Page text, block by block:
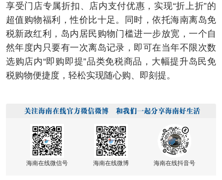
享受门店专属折扣、店内支付优惠，实现“折上折”的
超值购物福利，性价比十足。同时，依托海南离岛免
税新政红利，岛内居民购物门槛进一步放宽，一个自
然年度内只要有一次离岛记录，即可在当年不限次数
选购店内“即购即提”品类免税商品，大幅提升岛民免
税购物便捷度，轻松实现随心购、即刻提。
海南在线微信号 海南在线微博 海南在线抖音号